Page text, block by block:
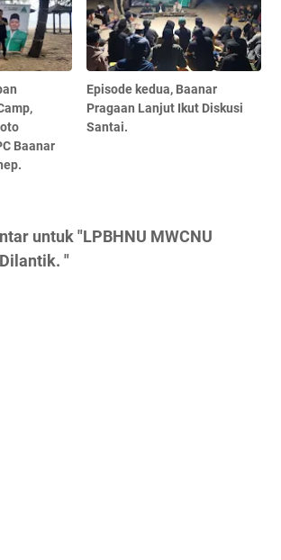
Baanar
Episode kedua, Baanar
Pragaan Lanjut Ikut Diskusi
Santai.
untuk "LPBHNU MWCNU
"